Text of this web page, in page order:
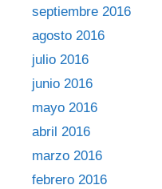
septiembre 2016
agosto 2016
julio 2016
junio 2016
mayo 2016
abril 2016
marzo 2016
febrero 2016